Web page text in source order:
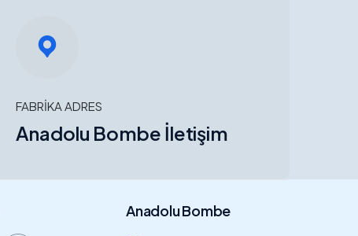
FABRİKA ADRES
Anadolu Bombe İletişim
Anadolu Bombe